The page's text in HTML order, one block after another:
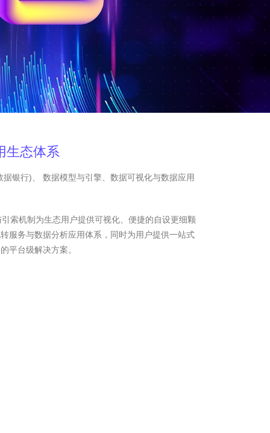
生态体系
银行)、 数据模型与引擎、数据可视化与数据应用
索机制为生态用户提供可视化、便捷的自设更细颗
服务与数据分析应用体系，同时为用户提供一站式
平台级解决方案。